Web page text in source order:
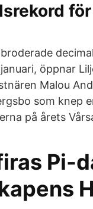
öppnar
Malou
som knep
på årets
Pi-